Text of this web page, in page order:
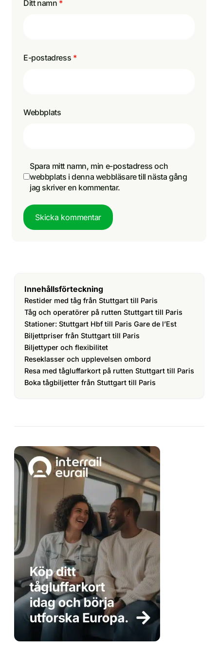
Ditt namn *
E-postadress *
Webbplats
Spara mitt namn, min e-postadress och
webbplats i denna webbläsare till nästa gång
jag skriver en kommentar.
Skicka kommentar
Innehållsförteckning
Restider med tåg från Stuttgart till Paris
Tåg och operatörer på rutten Stuttgart till Paris
Stationer: Stuttgart Hbf till Paris Gare de l’Est
Biljettpriser från Stuttgart till Paris
Biljettyper och flexibilitet
Reseklasser och upplevelsen ombord
Resa med tågluffarkort på rutten Stuttgart till Paris
Boka tågbiljetter från Stuttgart till Paris